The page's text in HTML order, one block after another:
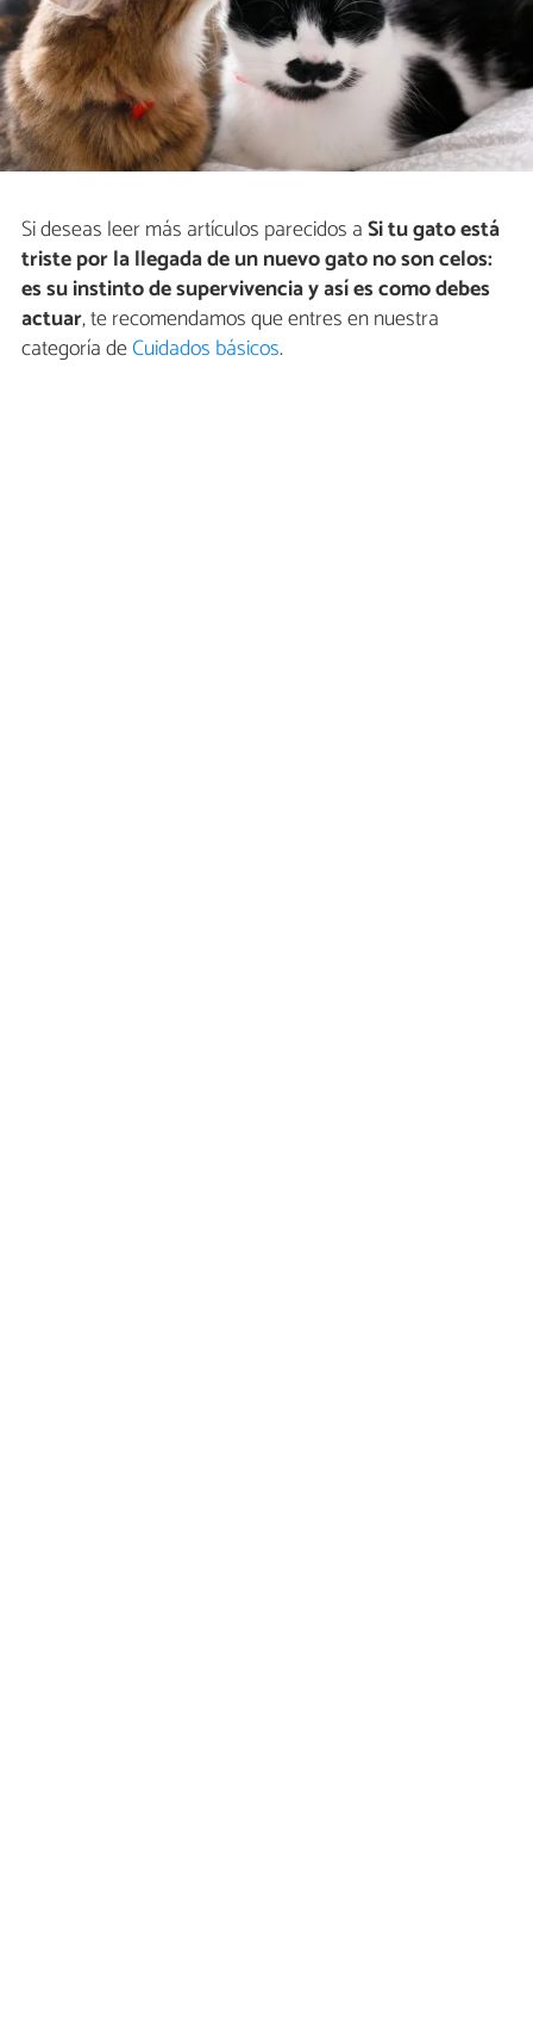
Si deseas leer más artículos parecidos aSi tu gato está
triste por la llegada de un nuevo gato no son celos:
es su instinto de supervivencia y así es como debes
actuar, te recomendamos que entres en nuestra
categoría deCuidados básicos.